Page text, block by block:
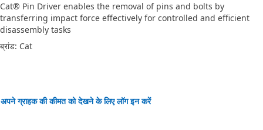
Cat® Pin Driver enables the removal of pins and bolts by
transferring impact force effectively for controlled and efficient
disassembly tasks
ब्रांड: Cat
अपने ग्राहक की कीमत को देखने के लिए लॉग इन करें